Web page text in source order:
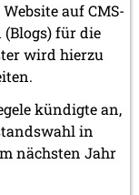
auf CMS-
für die
wird hierzu
kündigte an,
in
nächsten Jahr